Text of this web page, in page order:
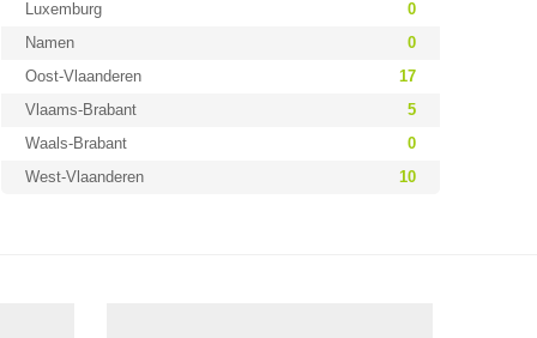
Luxemburg
0
Namen
0
Oost-Vlaanderen
17
Vlaams-Brabant
5
Waals-Brabant
0
West-Vlaanderen
10